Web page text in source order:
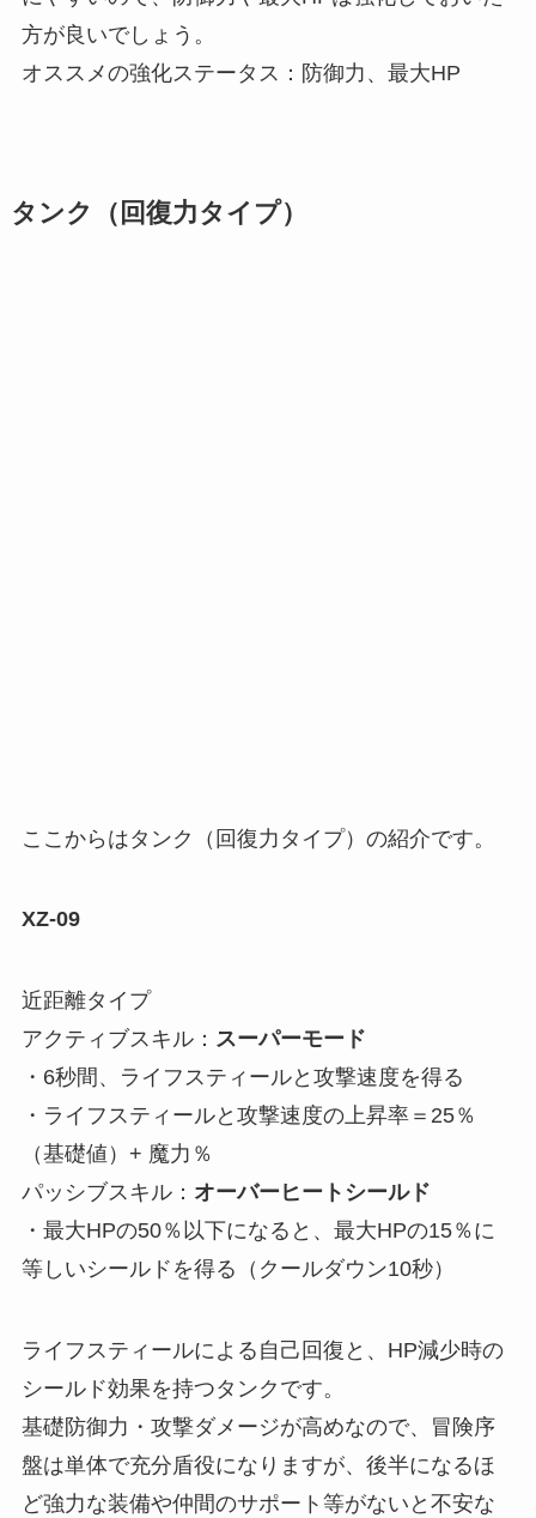
方が良いでしょう。
オススメの強化ステータス：防御力、最大HP
タンク（回復力タイプ）
ここからはタンク（回復力タイプ）の紹介です。
XZ-09
近距離タイプ
アクティブスキル： スーパーモード
・6秒間、ライフスティールと攻撃速度を得る
・ライフスティールと攻撃速度の上昇率＝25％
（基礎値）+ 魔力％
パッシブスキル： オーバーヒートシールド
・最大HPの50％以下になると、最大HPの15％に
等しいシールドを得る（クールダウン10秒）
ライフスティールによる自己回復と、HP減少時の
シールド効果を持つタンクです。
基礎防御力・攻撃ダメージが高めなので、冒険序
盤は単体で充分盾役になりますが、後半になるほ
ど強力な装備や仲間のサポート等がないと不安な